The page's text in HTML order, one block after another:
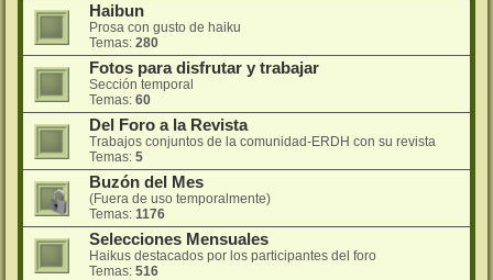
Haibun
Prosa con gusto de haiku
Temas: 280
Fotos para disfrutar y trabajar
Sección temporal
Temas: 60
Del Foro a la Revista
Trabajos conjuntos de la comunidad-ERDH con su revista
Temas: 5
Buzón del Mes
(Fuera de uso temporalmente)
Temas: 1176
Selecciones Mensuales
Haikus destacados por los participantes del foro
Temas: 516